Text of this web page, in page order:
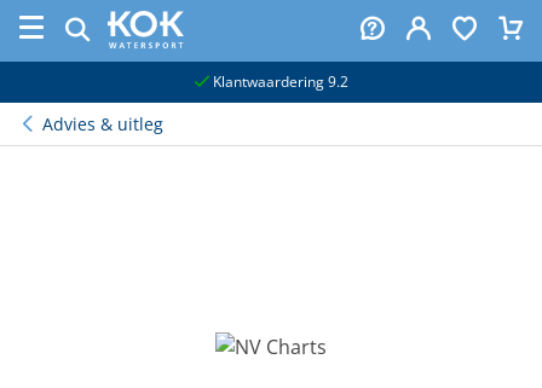
Klantwaardering 9.2
Advies & uitleg